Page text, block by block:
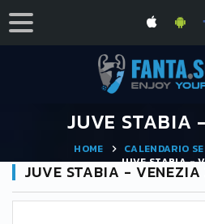
JUVE STABIA
HOME
CALENDARIO
JUVE STABIA -
JUVE STABIA -